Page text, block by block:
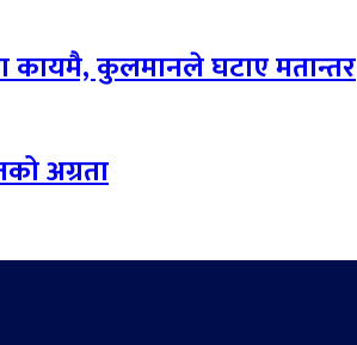
कायमै, कुलमानले घटाए मतान्तर
अग्रता